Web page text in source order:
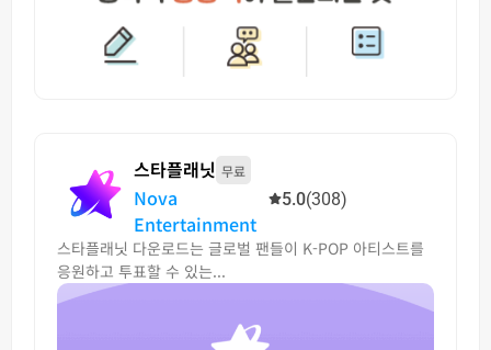
스타플래닛 무료
Nova
Entertainment
5.0(308)
스타플래닛 다운로드는 글로벌 팬들이 K-POP 아티스트를
응원하고 투표할 수 있는...